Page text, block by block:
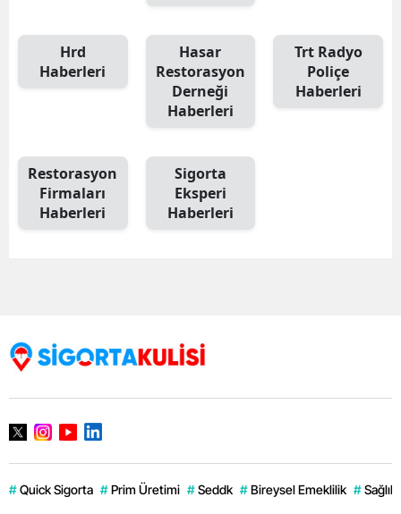
Hrd
Haberleri
Hasar
Restorasyon
Derneği
Haberleri
Trt Radyo
Poliçe
Haberleri
Restorasyon
Firmaları
Haberleri
Sigorta
Eksperi
Haberleri
# Quick Sigorta # Prim Üretimi # Seddk # Bireysel Emeklilik # Sağlık